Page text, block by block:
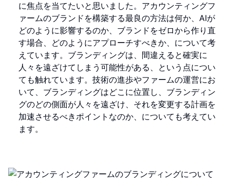
に焦点を当てたいと思いました。アカウンティングフ
ァームのブランドを構築する最良の方法は何か、AIが
どのように影響するのか、ブランドをゼロから作り直
す場合、どのようにアプローチすべきか、について考
えています。ブランディングは、間違えると確実に
人々を遠ざけてしまう可能性がある、という点につい
ても触れています。技術の進歩やファームの運営にお
いて、ブランディングはどこに位置し、ブランディン
グのどの側面が人々を遠ざけ、それを変更する計画を
加速させるべきポイントなのか、についても考えてい
ます。